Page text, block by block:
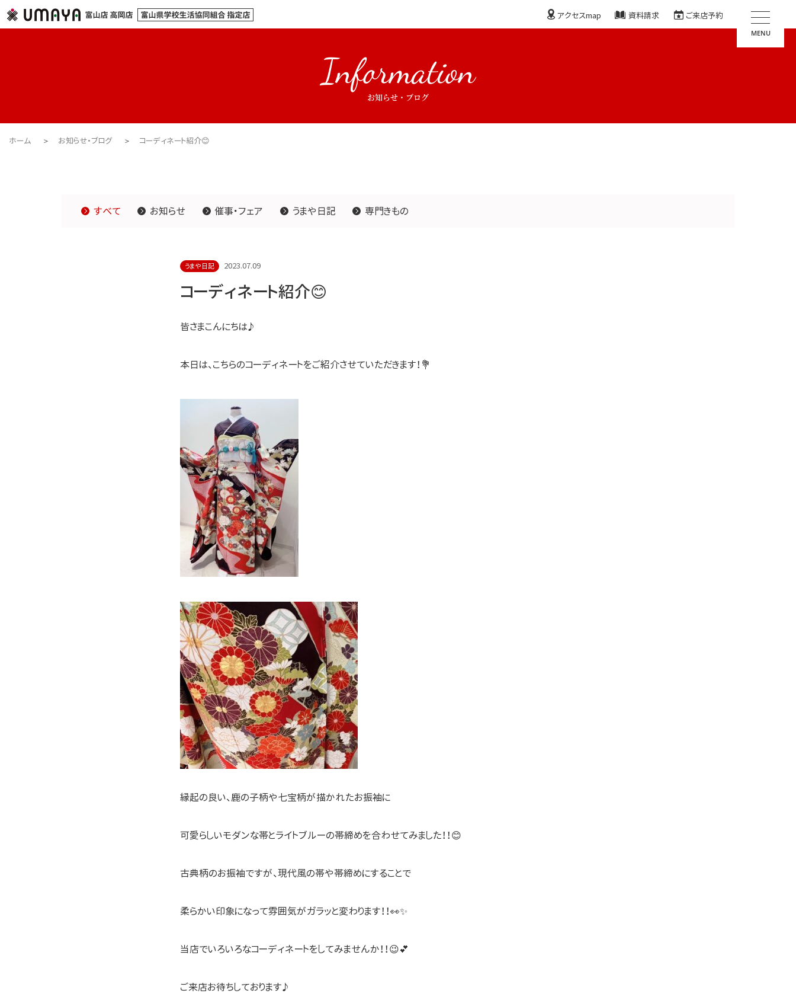
アクセスmap 資料請求 ご来店予約
MENU
Information
お知らせ・ブログ
ホーム お知らせ・ブログ コーディネート紹介😊
すべて お知らせ 催事・フェア うまや日記 専門きもの
うまや日記 2023.07.09
コーディネート紹介😊
皆さまこんにちは♪
本日は、こちらのコーディネートをご紹介させていただきます！💐
縁起の良い、鹿の子柄や七宝柄が描かれたお振袖に
可愛らしいモダンな帯とライトブルーの帯締めを合わせてみました！！😊
古典柄のお振袖ですが、現代風の帯や帯締めにすることで
柔らかい印象になって雰囲気がガラッと変わります！！👀✨
当店でいろいろなコーディネートをしてみませんか！！😉💕
ご来店お待ちしております♪